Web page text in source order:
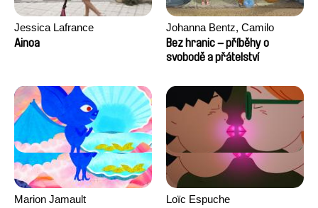
Jessica Lafrance
Ainoa
Johanna Bentz, Camilo
Colmenares, Sandra Dajani,
Madeleine Dallmeyer, Nazgol
Khaled Nawal, Nada Riyad
Bez hranic – příběhy o
svobodě a přátelství
Marion Jamault
Loïc Espuche